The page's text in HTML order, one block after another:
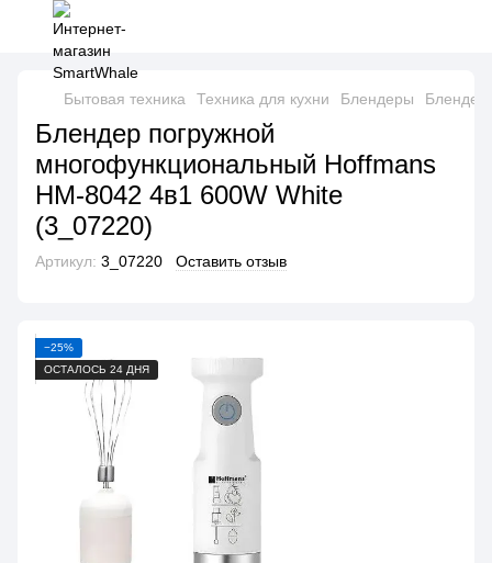
Бытовая техника Техника для кухни Блендеры
Блендер погружной
многофункциональный Hoffmans
HM-8042 4в1 600W White
(3_07220)
Артикул: 3_07220 Оставить отзыв
−25%
ОСТАЛОСЬ 24 ДНЯ